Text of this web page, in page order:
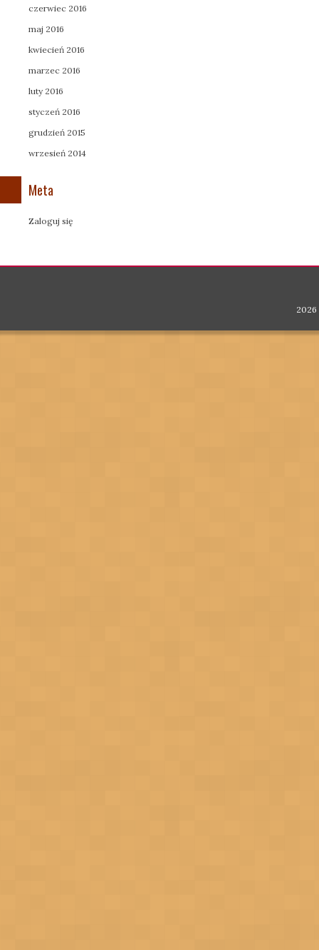
czerwiec 2016
maj 2016
kwiecień 2016
marzec 2016
luty 2016
styczeń 2016
grudzień 2015
wrzesień 2014
Meta
Zaloguj się
2026